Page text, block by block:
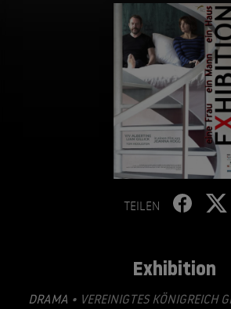
TEILEN
Exhibition
DRAMA • VEREINIGTES KÖNIGREICH